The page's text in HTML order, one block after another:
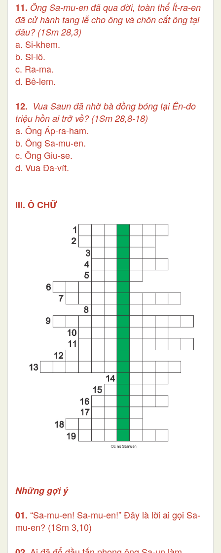
11. Ông Sa-mu-en đã qua đời, toàn thể Ít-ra-en
đã cử hành tang lễ cho ông và chôn cất ông tại
đâu? (1Sm 28,3)
a. Si-khem.
b. Si-lô.
c. Ra-ma.
d. Bê-lem.
12. Vua Saun đã nhờ bà đồng bóng tại Ên-đo
triệu hồn ai trở về? (1Sm 28,8-18)
a. Ông Áp-ra-ham.
b. Ông Sa-mu-en.
c. Ông Giu-se.
d. Vua Đa-vít.
III. Ô CHỮ
Những gợi ý
01. “Sa-mu-en! Sa-mu-en!” Đây là lời ai gọi Sa-
mu-en? (1Sm 3,10)